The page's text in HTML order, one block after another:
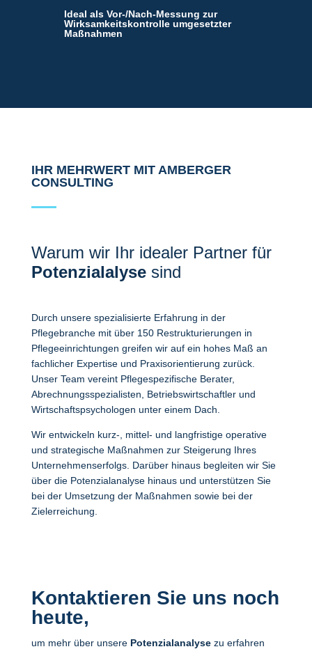
Ideal als Vor-/Nach-Messung zur
Wirksamkeitskontrolle umgesetzter
Maßnahmen
IHR MEHRWERT MIT AMBERGER
CONSULTING
Warum wir Ihr idealer Partner für
Potenzialalysesind
Durch unsere spezialisierte Erfahrung in der
Pflegebranche mit über 150 Restrukturierungen in
Pflegeeinrichtungen greifen wir auf ein hohes Maß an
fachlicher Expertise und Praxisorientierung zurück.
Unser Team vereint Pflegespezifische Berater,
Abrechnungsspezialisten, Betriebswirtschaftler und
Wirtschaftspsychologen unter einem Dach.
Wir entwickeln kurz-, mittel- und langfristige operative
und strategische Maßnahmen zur Steigerung Ihres
Unternehmenserfolgs. Darüber hinaus begleiten wir Sie
über die Potenzialanalyse hinaus und unterstützen Sie
bei der Umsetzung der Maßnahmen sowie bei der
Zielerreichung.
Kontaktieren Sie uns noch
heute,
um mehr über unsere Potenzialanalysezu erfahren